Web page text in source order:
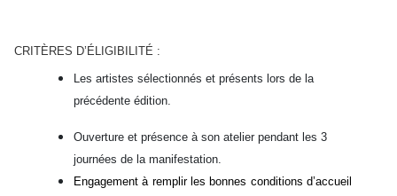
CRITÈRES D’ÉLIGIBILITÉ :
Les artistes sélectionnés et présents lors de la
précédente édition.
Ouverture et présence à son atelier pendant les 3
journées de la manifestation.
Engagement à remplir les bonnes conditions d’accueil